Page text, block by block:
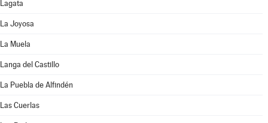
Lagata
La Joyosa
La Muela
Langa del Castillo
La Puebla de Alfindén
Las Cuerlas